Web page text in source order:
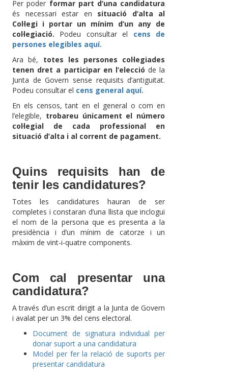
Per poder formar part d’una candidatura
és necessari estar en situació d’alta al
Col·legi i portar un mínim d’un any de
col·legiació. Podeu consultar el cens de
persones elegibles aquí.
Ara bé, totes les persones col·legiades
tenen dret a participar en l’elecció de la
Junta de Govern sense requisits d’antiguitat.
Podeu consultar el cens general aquí.
En els censos, tant en el general o com en
l’elegible, trobareu únicament el número
col·legial de cada professional en
situació d’alta i al corrent de pagament.
Quins requisits han de
tenir les candidatures?
Totes les candidatures hauran de ser
completes i constaran d’una llista que inclogui
el nom de la persona que es presenta a la
presidència i d’un mínim de catorze i un
màxim de vint-i-quatre components.
Com cal presentar una
candidatura?
A través d’un escrit dirigit a la Junta de Govern
i avalat per un 3% del cens electoral.
Document de signatura individual per
donar suport a una candidatura
Model per fer la relació de suports per
presentar candidatura